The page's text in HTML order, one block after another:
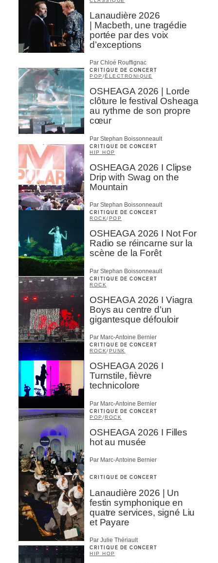
Lanaudière 2026
| Macbeth, une tragédie
portée par des voix
d’exceptions
Par Chloé Rouffignac
CRITIQUE DE CONCERT
POP /ÉLECTRONIQUE
OSHEAGA 2026 | Lorde
clôture le festival Osheaga
au rythme de son propre
cœur
Par Stephan Boissonneault
CRITIQUE DE CONCERT
HIP HOP
OSHEAGA 2026 I Clipse
Drip with Swag on the
Mountain
Par Stephan Boissonneault
CRITIQUE DE CONCERT
ROCK/POP
OSHEAGA 2026 I Not For
Radio se réincarne sur la
scène de la Forêt
Par Stephan Boissonneault
CRITIQUE DE CONCERT
ROCK
OSHEAGA 2026 I Viagra
Boys au centre d’un
gigantesque défouloir
Par Marc-Antoine Bernier
CRITIQUE DE CONCERT
ROCK/PUNK
OSHEAGA 2026 I
Turnstile, fièvre
technicolore
Par Marc-Antoine Bernier
CRITIQUE DE CONCERT
POP /ROCK
OSHEAGA 2026 I Filles
hot au musée
Par Marc-Antoine Bernier
CRITIQUE DE CONCERT
Lanaudière 2026 | Un
festin symphonique en
quatre services, signé Liu
et Payare
Par Julie Thériault
CRITIQUE DE CONCERT
HIP HOP